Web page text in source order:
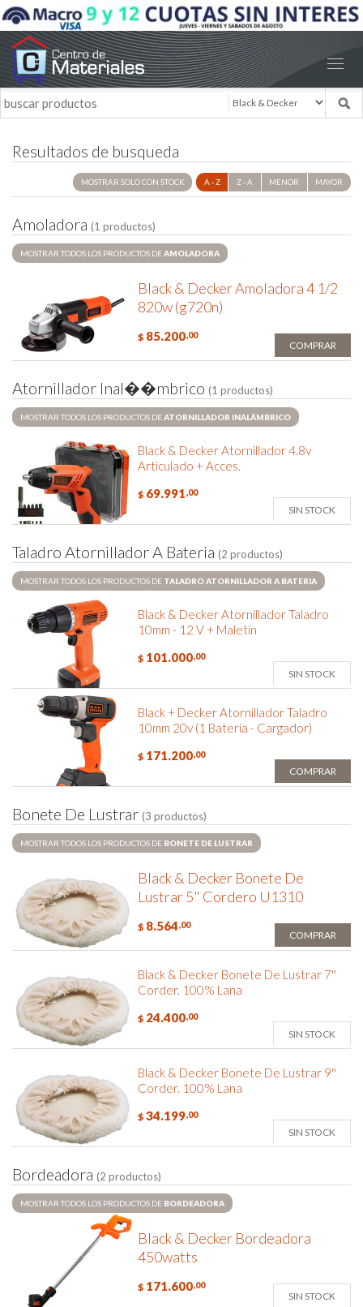
Resultados de busqueda
A - Z Z - A MENOR MAYOR
MOSTRAR SOLO CON STOCK
Amoladora (1 productos)
MOSTRAR TODOS LOS PRODUCTOS DEAMOLADORA
Black & Decker Amoladora 4 1/2
820w (g720n)
$ 85.200,00
COMPRAR
Atornillador Inal��mbrico (1 productos)
MOSTRAR TODOS LOS PRODUCTOS DEATORNILLADOR INALÁMBRICO
Black & Decker Atornillador 4.8v
Articulado + Acces.
$ 69.991,00
SIN STOCK
Taladro AtornilladorA Bateria (2 productos)
MOSTRAR TODOS LOS PRODUCTOS DE TALADRO ATORNILLADOR A BATERIA
Black & Decker Atornillador Taladro
10mm - 12 V + Maletin
$ 101.000,00
SIN STOCK
Black + Decker Atornillador Taladro
10mm 20v (1 Bateria - Cargador)
$ 171.200,00
COMPRAR
Bonete De L ustrar (3 productos)
MOSTRAR TODOS LOS PRODUCTOS DE BONETE DE LUSTRAR
Black & Decker Bonete De
Lustrar 5" Cordero U1310
$ 8.564,00
COMPRAR
Black & Decker Bonete De Lustrar 7''
Corder. 100% Lana
$ 24.400,00
SIN STOCK
Black & Decker Bonete De Lustrar 9''
Corder. 100% Lana
$ 34.199,00
SIN STOCK
Bordeadora (2 productos)
MOSTRAR TODOS LOS PRODUCTOS DE BORDEADORA
Black & Decker Bordeadora
450watts
$ 171.600,00
SIN STOCK